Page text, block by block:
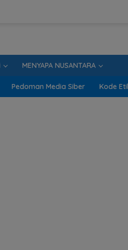
MENYAPA NUSANTARA
Pedoman Media Siber Kode